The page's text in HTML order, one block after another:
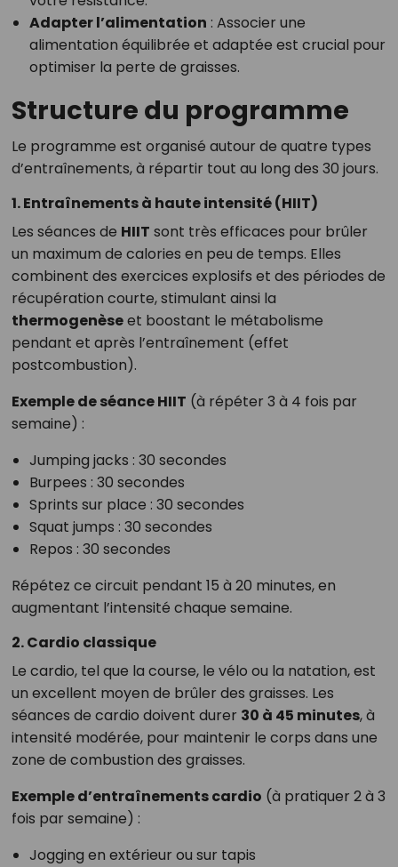
Adapter l’alimentation : Associer une
alimentation équilibrée et adaptée est crucial pour
optimiser la perte de graisses.
Structure du programme
Le programme est organisé autour de quatre types
d’entraînements, à répartir tout au long des 30 jours.
1. Entraînements à haute intensité (HIIT)
Les séances de HIIT sont très efficaces pour brûler
un maximum de calories en peu de temps. Elles
combinent des exercices explosifs et des périodes de
récupération courte, stimulant ainsi la
thermogenèseet boostant le métabolisme
pendant et après l’entraînement (effet
postcombustion).
Exemple de séance HIIT (à répéter 3 à 4 fois par
semaine) :
Jumping jacks : 30 secondes
Burpees : 30 secondes
Sprints sur place : 30 secondes
Squat jumps : 30 secondes
Repos : 30 secondes
Répétez ce circuit pendant 15 à 20 minutes, en
augmentant l’intensité chaque semaine.
2. Cardio classique
Le cardio, tel que la course, le vélo ou la natation, est
un excellent moyen de brûler des graisses. Les
séances de cardio doivent durer 30 à 45 minutes, à
intensité modérée, pour maintenir le corps dans une
zone de combustion des graisses.
Exemple d’entraînements cardio (à pratiquer 2 à 3
fois par semaine) :
Jogging en extérieur ou sur tapis